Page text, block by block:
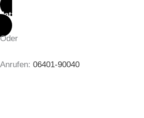
Jetzt kontaktieren
Oder
Anrufen: 06401-90040